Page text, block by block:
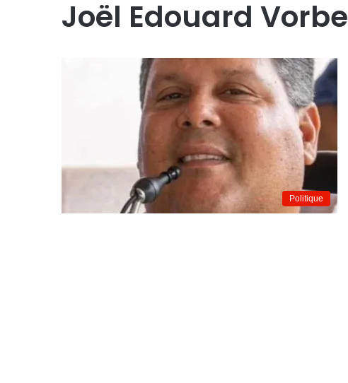
Joël Edouard Vorbe
Politique